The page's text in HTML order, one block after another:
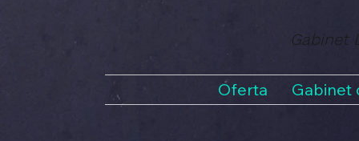
Gabinet
Oferta Gabinet